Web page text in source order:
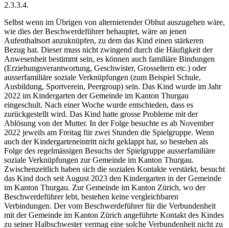
2.3.3.4.
Selbst wenn im Übrigen von alternierender Obhut auszugehen wäre,
wie dies der Beschwerdeführer behauptet, wäre an jenen
Aufenthaltsort anzuknüpfen, zu dem das Kind einen stärkeren
Bezug hat. Dieser muss nicht zwingend durch die Häufigkeit der
Anwesenheit bestimmt sein, es können auch familiäre Bindungen
(Erziehungsverantwortung, Geschwister, Grosseltern etc.) oder
ausserfamiliäre soziale Verknüpfungen (zum Beispiel Schule,
Ausbildung, Sportverein, Peergroup) sein. Das Kind wurde im Jahr
2022 im Kindergarten der Gemeinde im Kanton Thurgau
eingeschult. Nach einer Woche wurde entschieden, dass es
zurückgestellt wird. Das Kind hatte grosse Probleme mit der
Ablösung von der Mutter. In der Folge besuchte es ab November
2022 jeweils am Freitag für zwei Stunden die Spielgruppe. Wenn
auch der Kindergarteneintritt nicht geklappt hat, so bestehen als
Folge des regelmässigen Besuchs der Spielgruppe ausserfamiliäre
soziale Verknüpfungen zur Gemeinde im Kanton Thurgau.
Zwischenzeitlich haben sich die sozialen Kontakte verstärkt, besucht
das Kind doch seit August 2023 den Kindergarten in der Gemeinde
im Kanton Thurgau. Zur Gemeinde im Kanton Zürich, wo der
Beschwerdeführer lebt, bestehen keine vergleichbaren
Verbindungen. Der vom Beschwerdeführer für die Verbundenheit
mit der Gemeinde im Kanton Zürich angeführte Kontakt des Kindes
zu seiner Halbschwester vermag eine solche Verbundenheit nicht zu